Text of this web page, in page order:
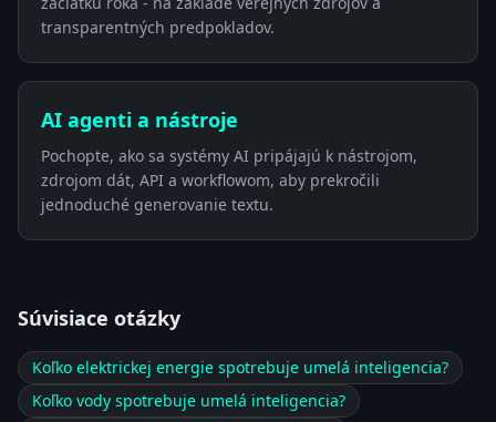
transparentných predpokladov.
AI agenti a nástroje
Pochopte, ako sa systémy AI pripájajú k nástrojom,
zdrojom dát, API a workflowom, aby prekročili
jednoduché generovanie textu.
Súvisiace otázky
Koľko elektrickej energie spotrebuje umelá inteligencia?
Koľko vody spotrebuje umelá inteligencia?